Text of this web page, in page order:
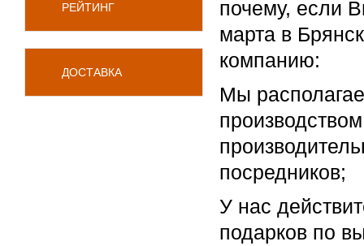
РЕЙТИНГ
ДОСТАВКА
почему, если
марта в
компанию:
Мы
посредников;
У нас
подарков по